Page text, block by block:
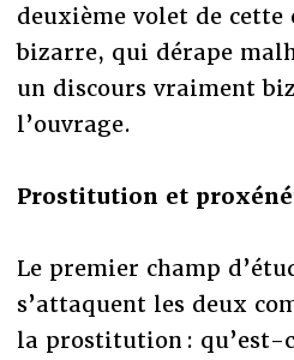
deuxième volet de cette
bizarre, qui dérape
un discours vraiment
l’ouvrage.
Prostitution et
Le premier champ
s’attaquent les deux
la prostitution : qu’est-